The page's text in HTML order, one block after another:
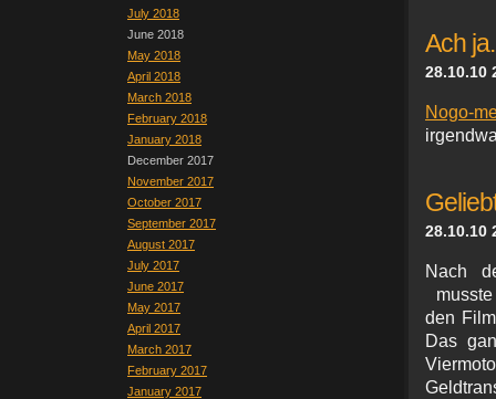
July 2018
June 2018
May 2018
April 2018
March 2018
February 2018
January 2018
December 2017
November 2017
October 2017
September 2017
August 2017
July 2017
June 2017
May 2017
April 2017
March 2017
February 2017
January 2017
Ach
28.10.10
Nogo-
28.10.10
Nach
den
Das